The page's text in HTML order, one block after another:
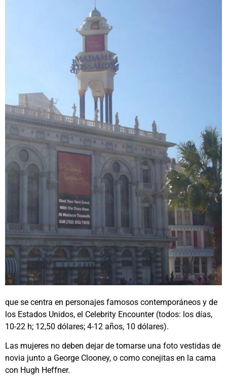
que se centra en personajes famosos contemporáneos y de
los Estados Unidos, el Celebrity Encounter (todos: los días,
10-22 h; 12,50 dólares; 4-12 años, 10 dólares).
Las mujeres no deben dejar de tomarse una foto vestidas de
novia junto a George Clooney, o como conejitas en la cama
con Hugh Heffner.